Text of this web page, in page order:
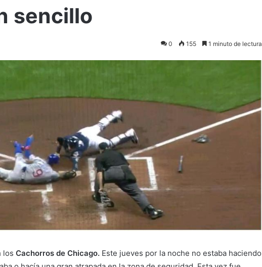
sencillo
0 155 1 minuto de lectura
los Cachorros de Chicago. Este jueves por la noche no estaba haciendo